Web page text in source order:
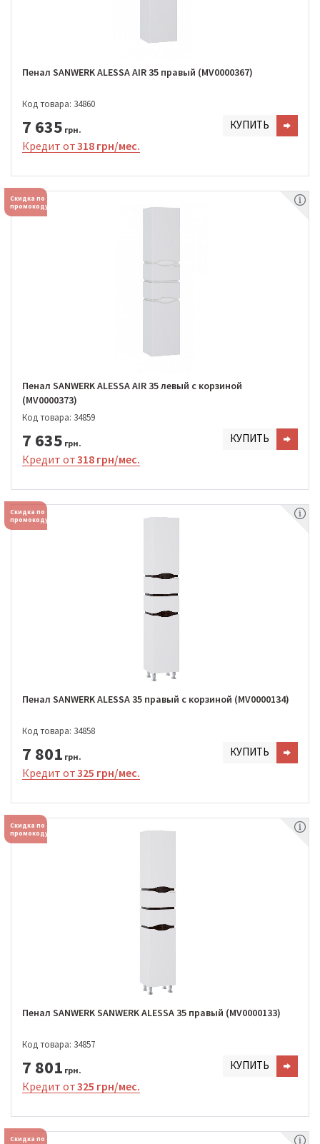
Пенал SANWERK ALESSA AIR 35 правый (MV0000367)
Код товара: 34860
7 635 грн. КУПИТЬ
Кредит от318 грн/мес.
Скидка по
промокоду
Пенал SANWERK ALESSA AIR 35 левый с корзиной
(MV0000373)
Код товара: 34859
7 635 грн. КУПИТЬ
Кредит от318 грн/мес.
Скидка по
промокоду
Пенал SANWERK ALESSA 35 правый с корзиной (MV0000134)
Код товара: 34858
7 801 грн. КУПИТЬ
Кредит от325 грн/мес.
Скидка по
промокоду
Пенал SANWERK SANWERK ALESSA 35 правый (MV0000133)
Код товара: 34857
7 801 грн. КУПИТЬ
Кредит от325 грн/мес.
Скидка по